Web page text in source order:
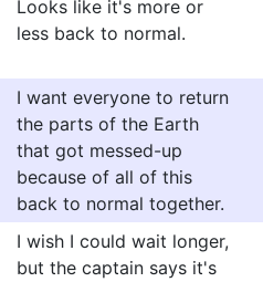
Looks like it's more or
less back to normal.
I want everyone to return
the parts of the Earth
that got messed-up
because of all of this
back to normal together.
I wish I could wait longer,
but the captain says it's